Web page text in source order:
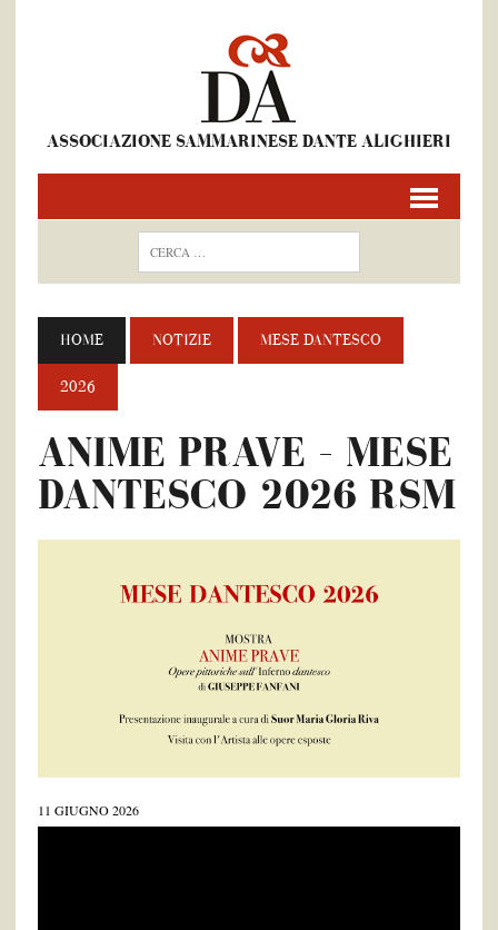
ASSOCIAZIONE SAMMARINESE DANTE ALIGHIERI
HOME NOTIZIE MESE DANTESCO
2026
ANIME PRAVE – MESE
DANTESCO 2026 RSM
11 GIUGNO 2026